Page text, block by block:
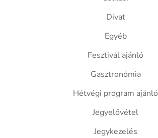
Divat
Egyéb
Fesztivál ajánló
Gasztronómia
Hétvégi program ajánló
Jegyelővétel
Jegykezelés